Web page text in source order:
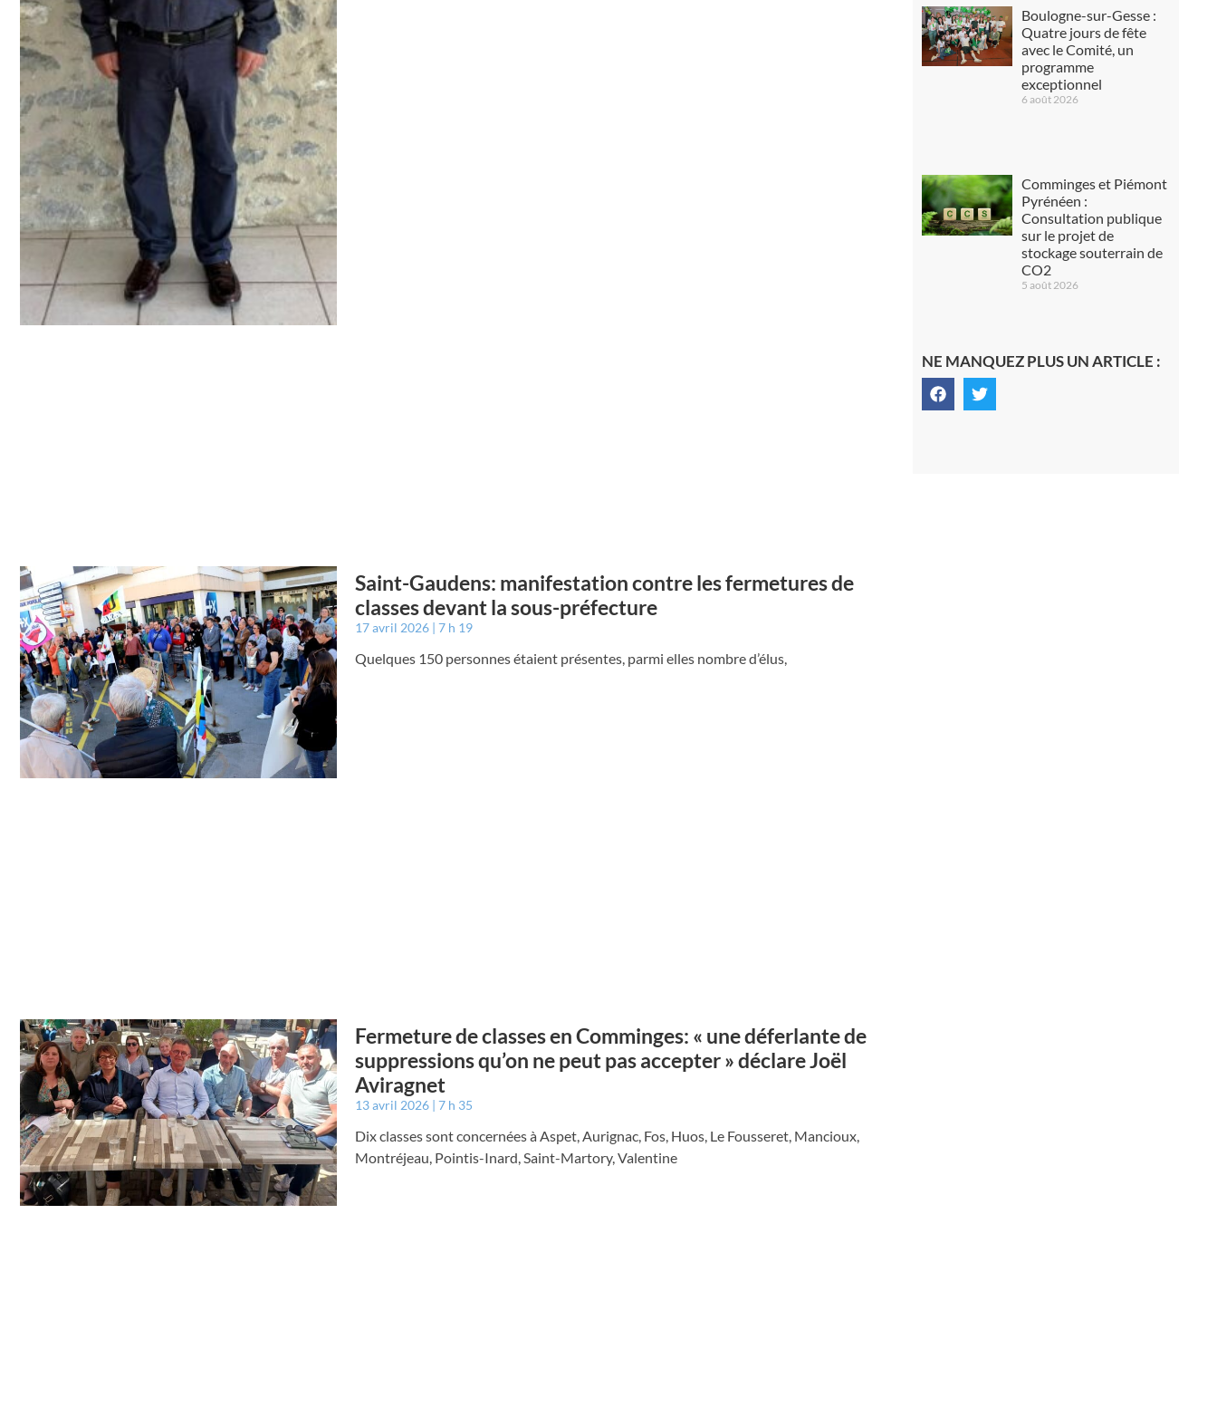
Saint-Gaudens: manifestation contre les fermetures de
classes devant la sous-préfecture
17 avril 2026 7 h 19
Quelques 150 personnes étaient présentes, parmi elles nombre d’élus,
Fermeture de classes en Comminges: « une déferlante de
suppressions qu’on ne peut pas accepter » déclare Joël
Aviragnet
13 avril 2026 7 h 35
Dix classes sont concernées à Aspet, Aurignac, Fos, Huos, Le Fousseret, Mancioux,
Montréjeau, Pointis-Inard, Saint-Martory, Valentine
Boulogne-sur-Gesse :
Quatre jours de fête
avec le Comité, un
programme
exceptionnel
6 août 2026
Comminges et Piémont
Pyrénéen :
Consultation publique
sur le projet de
stockage souterrain de
CO2
5 août 2026
NE MANQUEZ PLUS UN ARTICLE :